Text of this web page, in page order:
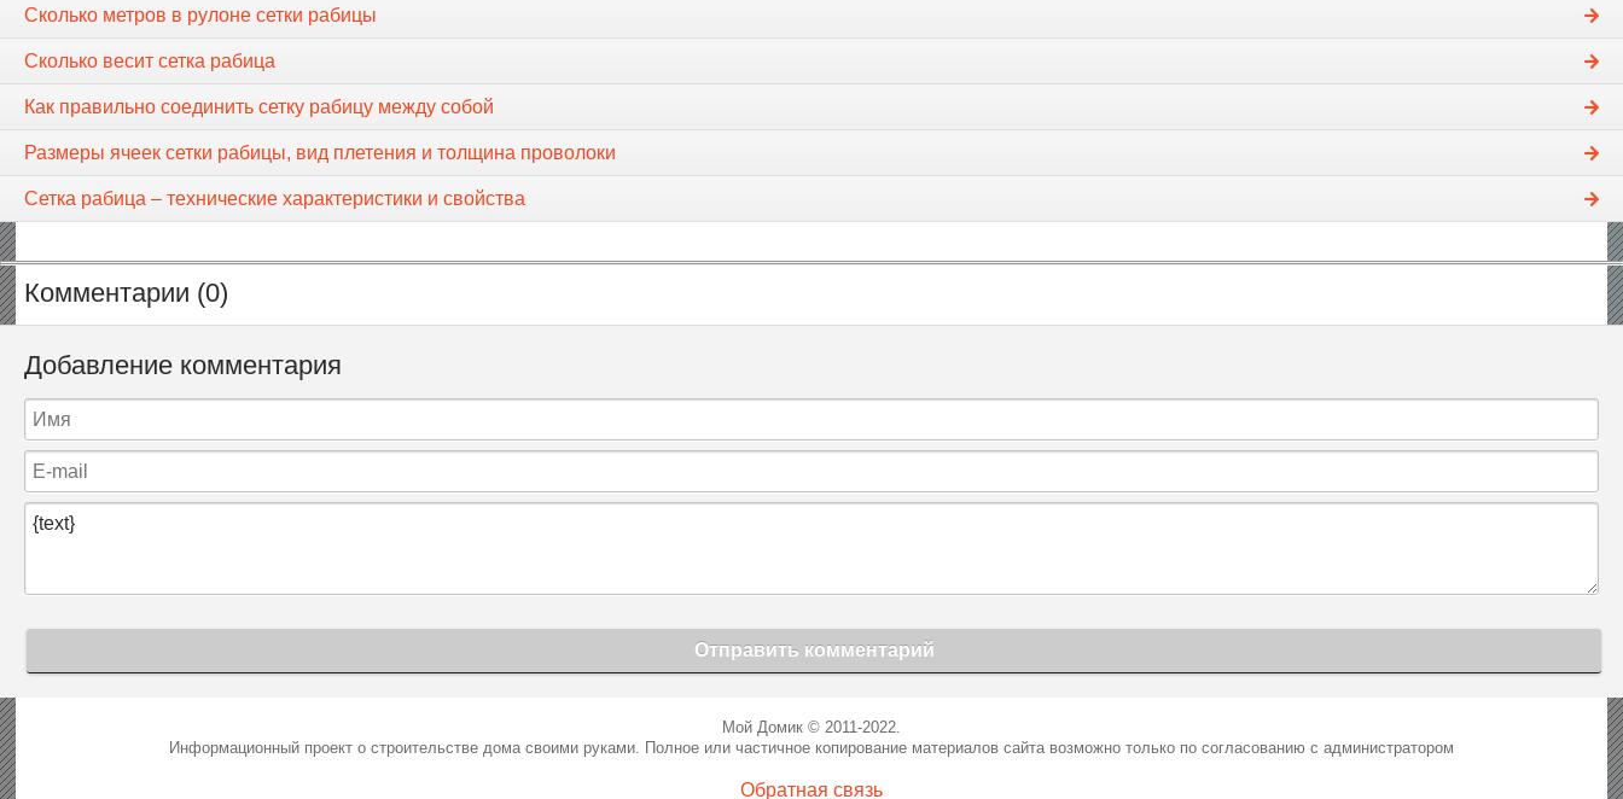
Сколько метров в рулоне сетки рабицы
Сколько весит сетка рабица
Как правильно соединить сетку рабицу между собой
Размеры ячеек сетки рабицы, вид плетения и толщина проволоки
Сетка рабица – технические характеристики и свойства
Комментарии (0)
Добавление комментария
Отправить комментарий
Мой Домик © 2011-2022.
Информационный проект о строительстве дома своими руками. Полное или частичное копирование материалов сайта возможно только по согласованию с администратором
Обратная связь